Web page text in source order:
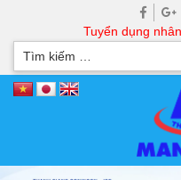
Tuyển dụng